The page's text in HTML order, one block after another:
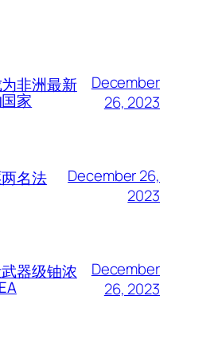
非洲最新
家
December
26, 2023
名法
December 26,
2023
器级铀浓
December
26, 2023